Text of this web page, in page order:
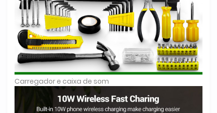
Carregador e caixa de som